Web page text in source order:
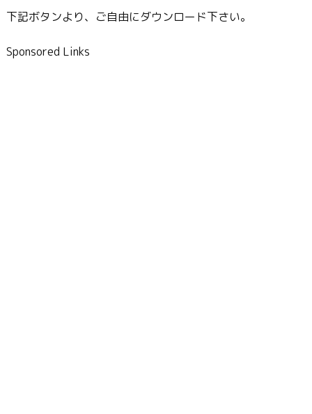
下記ボタンより、ご自由にダウンロード下さい。
Sponsored Links